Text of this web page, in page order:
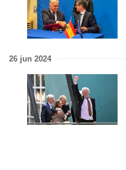
26 jun 2024